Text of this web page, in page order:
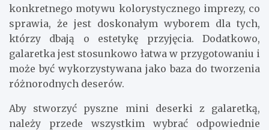
konkretnego motywu kolorystycznego imprezy, co
sprawia, że jest doskonałym wyborem dla tych,
którzy dbają o estetykę przyjęcia. Dodatkowo,
galaretka jest stosunkowo łatwa w przygotowaniu i
może być wykorzystywana jako baza do tworzenia
różnorodnych deserów.
Aby stworzyć pyszne mini deserki z galaretką,
należy przede wszystkim wybrać odpowiednie